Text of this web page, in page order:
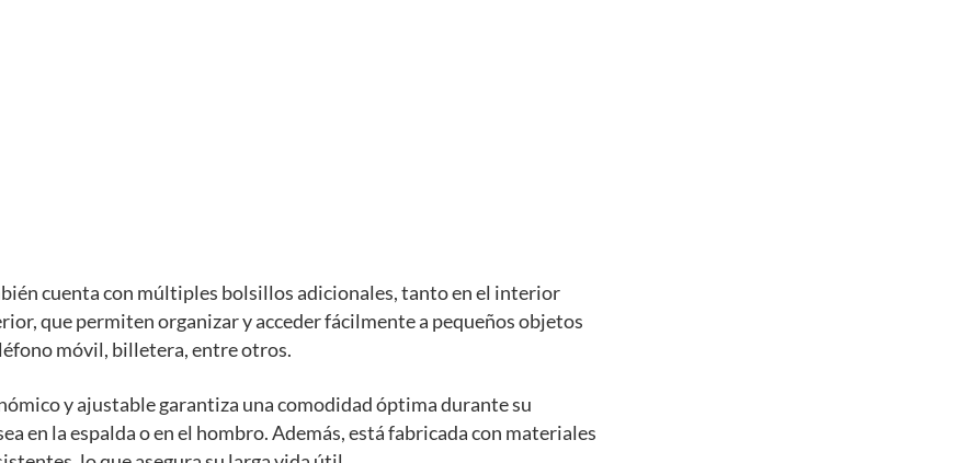
cuenta con múltiples bolsillos adicionales, tanto en el interior
que permiten organizar y acceder fácilmente a pequeños objetos
móvil, billetera, entre otros.
y ajustable garantiza una comodidad óptima durante su
en la espalda o en el hombro. Además, está fabricada con materiales